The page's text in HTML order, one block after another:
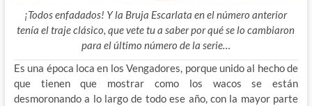
¡Todos enfadados! Y la Bruja Escarlata en el número anterior
tenía el traje clásico, que vete tu a saber por qué se lo cambiaron
para el último número de la serie…
Es una época loca en los Vengadores, porque unido al hecho de
que tienen que mostrar como los wacos se están
desmoronando a lo largo de todo ese año, con la mayor parte